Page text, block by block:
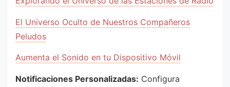
El Universo Oculto de Nuestros Compañeros
Peludos
Aumenta el Sonido en tu Dispositivo Móvil
Notificaciones Personalizadas: Configura